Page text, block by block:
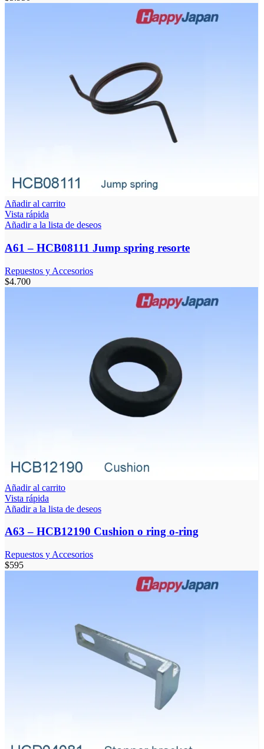
Añadir al carrito
Vista rápida
Añadir a la lista de deseos
A61 – HCB08111 Jump spring resorte
Repuestos y Accesorios
$4.700
Añadir al carrito
Vista rápida
Añadir a la lista de deseos
A63 – HCB12190 Cushion o ring o-ring
Repuestos y Accesorios
$595